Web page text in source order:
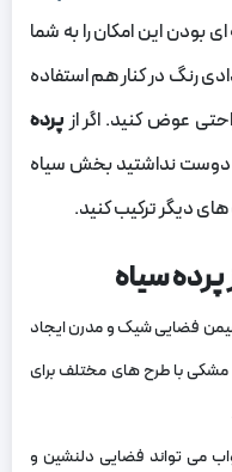
ای بودن این امکان را به شما
رنگ در کنار هم استفاده
عوض کنید. اگر از پرده
دوست نداشتید بخش سیاه
های دیگر ترکیب کنید.
پرده سیاه
فضایی شیک و مدرن ایجاد
مشکی با طرح‌ های مختلف برای
می‌ تواند فضایی دلنشین و